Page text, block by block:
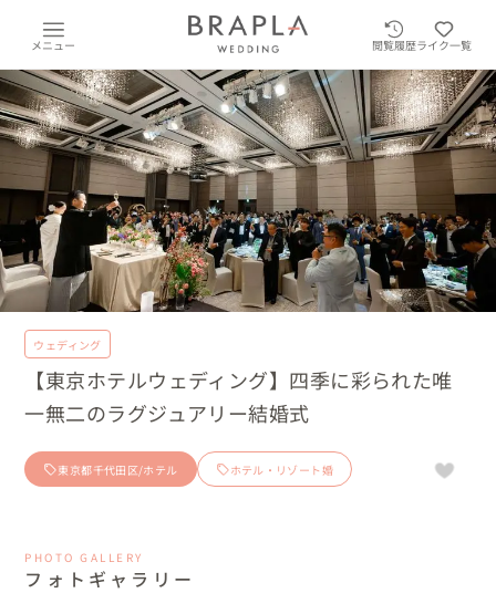
メニュー 閲覧履歴ライク一覧
ウェディング
【東京ホテルウェディング】四季に彩られた唯
一無二のラグジュアリー結婚式
東京都千代田区/ホテル ホテル・リゾート婚
PHOTO GALLERY
フォトギャラリー